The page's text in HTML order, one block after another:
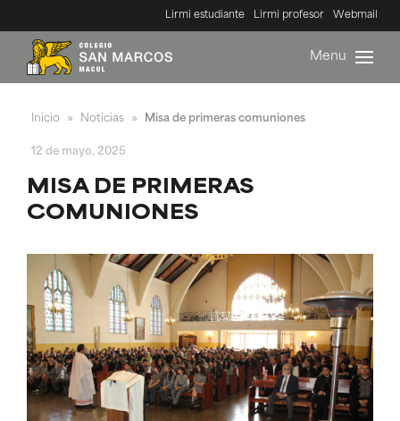
Lirmi estudiante Lirmi profesor Webmail
Menu
Inicio » Noticias » Misa de primeras comuniones
12 de mayo, 2025
MISA DE PRIMERAS
COMUNIONES